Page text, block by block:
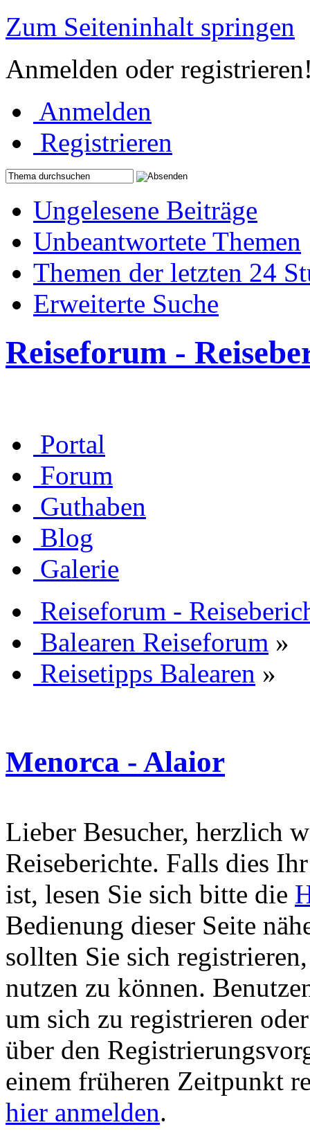
Zum Seiteninhalt springen
Anmelden oder
Anmelden
Registrieren
Ungelesene Beiträge
Unbeantwortete Themen
Themen der letzten 24
Erweiterte Suche
Reiseforum -
Portal
Forum
Guthaben
Blog
Galerie
Reiseforum -
Balearen Reiseforum »
Reisetipps Balearen »
Menorca - Alaior
Lieber Besucher, herzlich
Reiseberichte. Falls dies
ist, lesen Sie sich bitte die
Bedienung dieser Seite
sollten Sie sich
nutzen zu können.
um sich zu registrieren
über den
einem früheren Zeitpunkt
hier anmelden.